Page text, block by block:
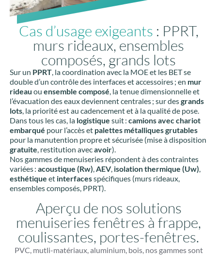
Cas d’usage exigeants : PPRT,
murs rideaux, ensembles
composés, grands lots
Sur un PPRT, la coordination avec la MOE et les BET se
double d’un contrôle des interfaces et accessoires ; en mur
rideau ou ensemble composé, la tenue dimensionnelle et
l’évacuation des eaux deviennent centrales ; sur desgrands
lots, la priorité est au cadencement et à la qualité de pose.
Dans tous les cas, la logistique suit : camions avec chariot
embarqué pour l’accès et palettes métalliques grutables
pour la manutention propre et sécurisée (mise à disposition
gratuite, restitution avecavoir).
Nos gammes de menuiseries répondent à des contraintes
variées : acoustique (Rw),AEV, isolation thermique (Uw),
esthétique et interfacesspécifiques (murs rideaux,
ensembles composés, PPRT).
Aperçu de nos solutions
menuiseries fenêtres à frappe,
coulissantes, portes-fenêtres.
PVC, mutli-matériaux, aluminium, bois, nos gammes sont